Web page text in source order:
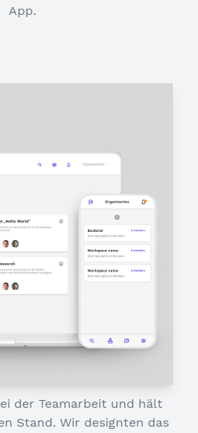
App.
der Teamarbeit und hält
Stand. Wir designten das